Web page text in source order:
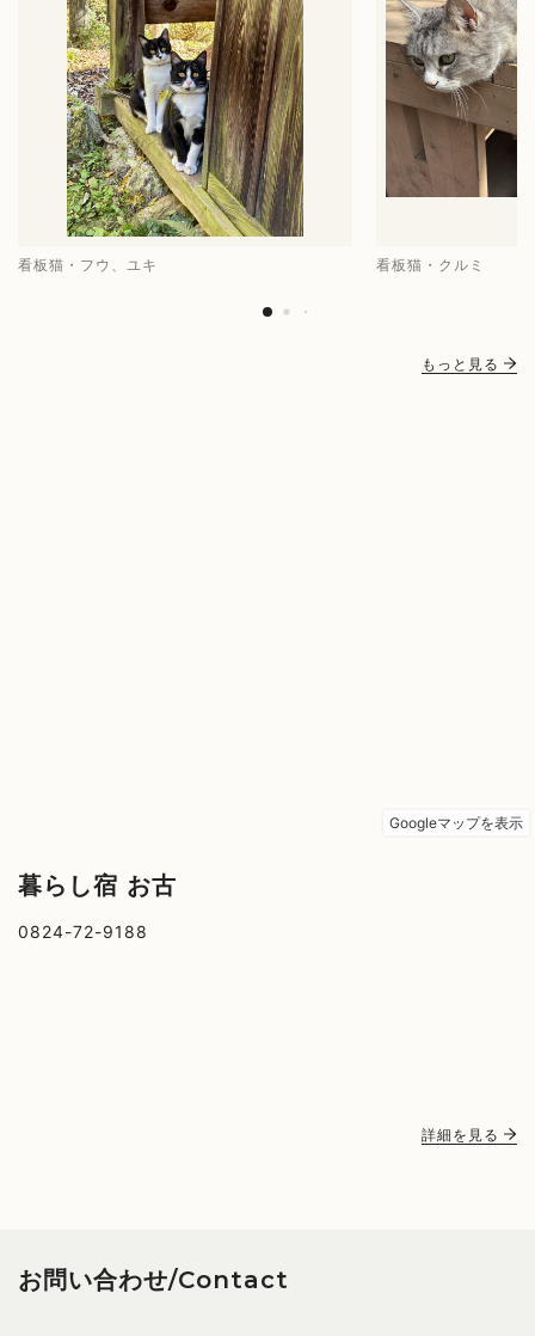
看板猫・フウ、ユキ 看板猫・クルミ
もっと見る
暮らし宿 お古
0824-72-9188
詳細を見る
お問い合わせ/Contact